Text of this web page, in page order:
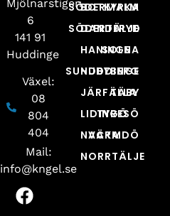
Mjölnarstigen
6
141 91
Huddinge
Växel:
08
804
404
Mail:
info@kngel.se
BOTKYRKA
DANDERYD
HANINGE
HUDDINGE
JÄRFÄLLA
LIDINGÖ
NACKA
NORRTÄLJE
SÖDERMALM
SÖDERTÄLJE
SOLNA
SUNDBYBERG
TÄBY
TYRESÖ
VÄRMDÖ